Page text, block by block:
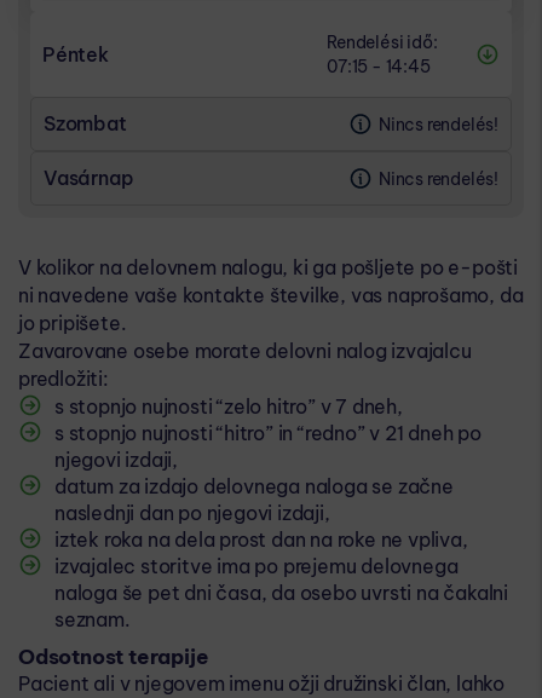
Péntek
Rendelési idő:
07:15 - 14:45
RENDELÉSI IDŐ
07:15 - 14:45
DELOVNI ČAS
UZSONNASZÜNET
10:30 - 11:00
Szombat Nincs rendelés!
Vasárnap Nincs rendelés!
V kolikor na delovnem nalogu, ki ga pošljete po e-pošti
ni navedene vaše kontakte številke, vas naprošamo, da
jo pripišete.
Zavarovane osebe morate delovni nalog izvajalcu
predložiti:
s stopnjo nujnosti “zelo hitro” v 7 dneh,
s stopnjo nujnosti “hitro” in “redno” v 21 dneh po
njegovi izdaji,
datum za izdajo delovnega naloga se začne
naslednji dan po njegovi izdaji,
iztek roka na dela prost dan na roke ne vpliva,
izvajalec storitve ima po prejemu delovnega
naloga še pet dni časa, da osebo uvrsti na čakalni
seznam.
Odsotnost terapije
Pacient ali v njegovem imenu ožji družinski član, lahko